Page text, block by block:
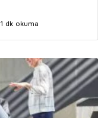
1 dk okuma